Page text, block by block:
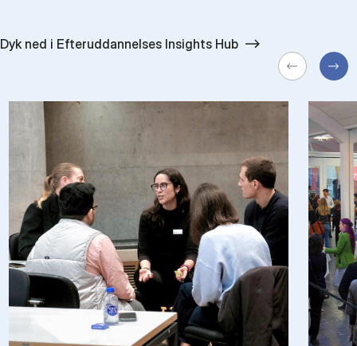
Dyk ned i Efteruddannelses Insights Hub